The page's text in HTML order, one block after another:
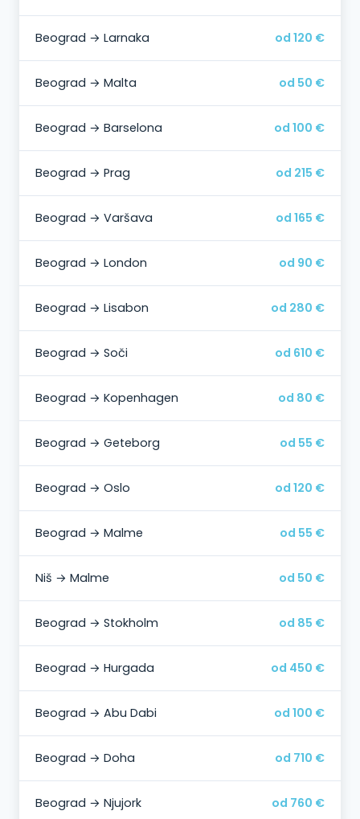
Beograd → Larnaka od 120 €
Beograd → Malta od 50 €
Beograd → Barselona od 100 €
Beograd → Prag od 215 €
Beograd → Varšava od 165 €
Beograd → London od 90 €
Beograd → Lisabon od 280 €
Beograd → Soči od 610 €
Beograd → Kopenhagen od 80 €
Beograd → Geteborg od 55 €
Beograd → Oslo od 120 €
Beograd → Malme od 55 €
Niš → Malme od 50 €
Beograd → Stokholm od 85 €
Beograd → Hurgada od 450 €
Beograd → Abu Dabi od 100 €
Beograd → Doha od 710 €
Beograd → Njujork od 760 €